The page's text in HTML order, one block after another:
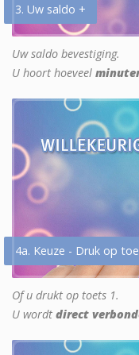
3. Uw saldo +
Uw saldo bevestiging.
U hoort hoeveel
4a. Keuze - Druk op
Of u drukt op toets 1.
U wordt direct